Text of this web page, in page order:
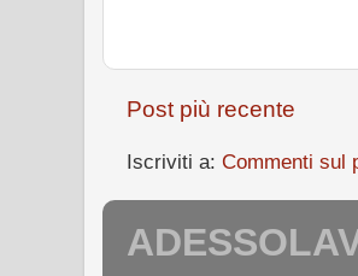
Post più recente
Iscriviti a: Commenti sul